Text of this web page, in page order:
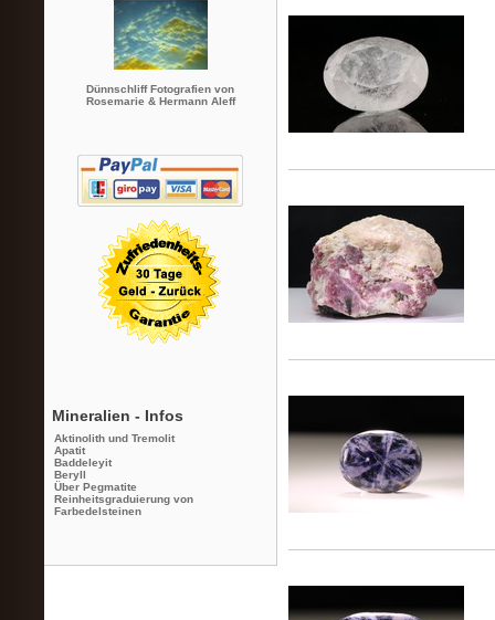
Dünnschliff Fotografien von
Rosemarie & Hermann Aleff
Mineralien - Infos
Aktinolith und Tremolit
Apatit
Baddeleyit
Beryll
Über Pegmatite
Reinheitsgraduierung von
Farbedelsteinen